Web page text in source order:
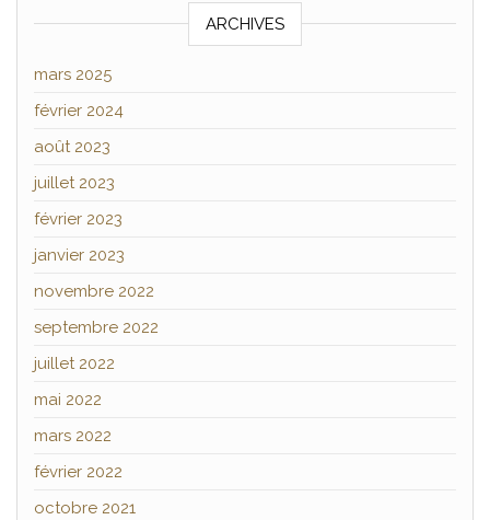
ARCHIVES
mars 2025
février 2024
août 2023
juillet 2023
février 2023
janvier 2023
novembre 2022
septembre 2022
juillet 2022
mai 2022
mars 2022
février 2022
octobre 2021